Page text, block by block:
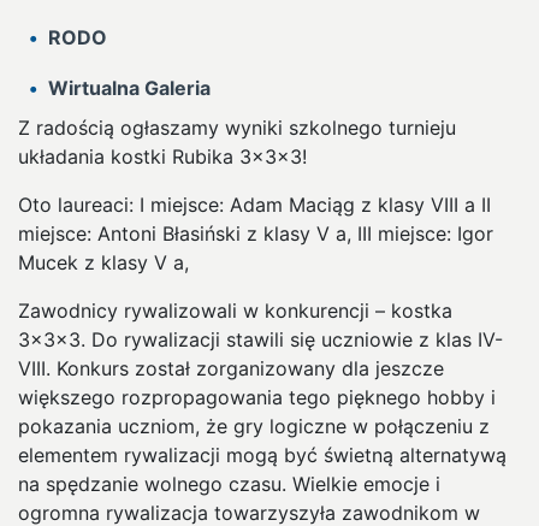
RODO
Wirtualna Galeria
Z radością ogłaszamy wyniki szkolnego turnieju
układania kostki Rubika 3x3x3!
Oto laureaci: I miejsce: Adam Maciąg z klasy VIII a II
miejsce: Antoni Błasiński z klasy V a, III miejsce: Igor
Mucek z klasy V a,
Zawodnicy rywalizowali w konkurencji – kostka
3x3x3. Do rywalizacji stawili się uczniowie z klas IV-
VIII. Konkurs został zorganizowany dla jeszcze
większego rozpropagowania tego pięknego hobby i
pokazania uczniom, że gry logiczne w połączeniu z
elementem rywalizacji mogą być świetną alternatywą
na spędzanie wolnego czasu. Wielkie emocje i
ogromna rywalizacja towarzyszyła zawodnikom w